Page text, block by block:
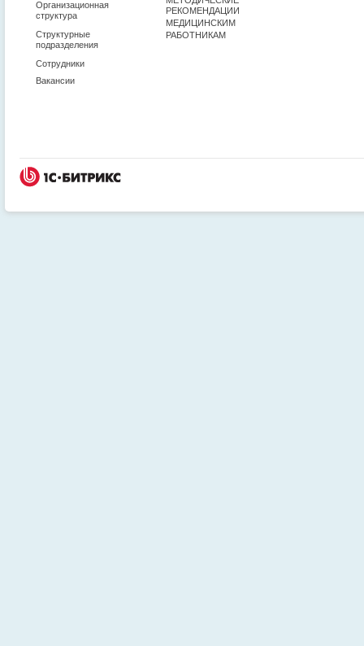
Организационная
структура
Структурные
подразделения
Сотрудники
Вакансии
РЕКОМЕНДАЦИИ
МЕДИЦИНСКИМ
РАБОТНИКАМ